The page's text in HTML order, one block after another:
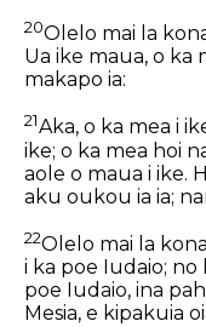
20Olelo mai la
Ua ike maua, o ka
makapo ia:
21Aka, o ka mea i
ike; o ka mea hoi
aole o maua i ike.
aku oukou ia ia;
22Olelo mai la
i ka poe Iudaio; no
poe Iudaio, ina
Mesia, e kipakuia